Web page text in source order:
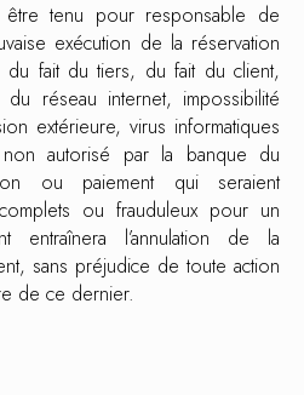
être tenu pour responsable de
exécution de la réservation
fait du tiers, du fait du client,
du réseau internet, impossibilité
extérieure, virus informatiques
autorisé par la banque du
ou paiement qui seraient
ou frauduleux pour un
entraînera l’annulation de la
sans préjudice de toute action
de ce dernier.